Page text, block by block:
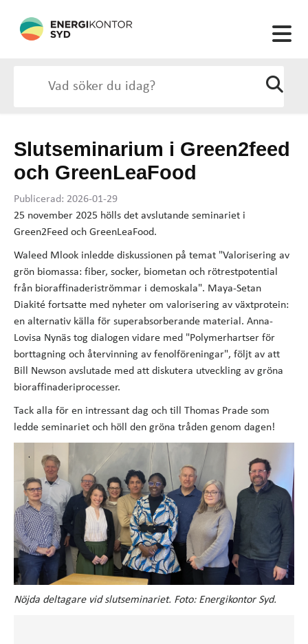
Slutseminarium i Green2feed
och GreenLeaFood
Publicerad: 2026-01-29
25 november 2025 hölls det avslutande seminariet i
Green2Feed och GreenLeaFood.
Waleed Mlook inledde diskussionen på temat "Valorisering av
grön biomassa: fiber, socker, biometan och rötrestpotential
från bioraffinaderiströmmar i demoskala". Maya-Setan
Diakité fortsatte med nyheter om valorisering av växtprotein:
en alternativ källa för superabsorberande material. Anna-
Lovisa Nynäs tog dialogen vidare med "Polymerhartser för
borttagning och återvinning av fenolföreningar", följt av att
Bill Newson avslutade med att diskutera utveckling av gröna
bioraffinaderiprocesser.
Tack alla för en intressant dag och till Thomas Prade som
ledde seminariet och höll den gröna tråden genom dagen!
Nöjda deltagare vid slutseminariet. Foto: Energikontor Syd.